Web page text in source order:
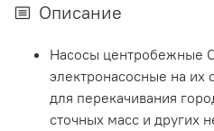
Описание
Насосы центробежные
электронасосные на их
для перекачивания
сточных масс и других